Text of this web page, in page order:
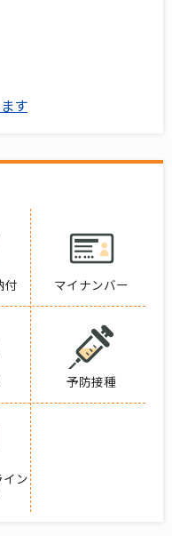
す
付 マイナンバー
予防接種
イン